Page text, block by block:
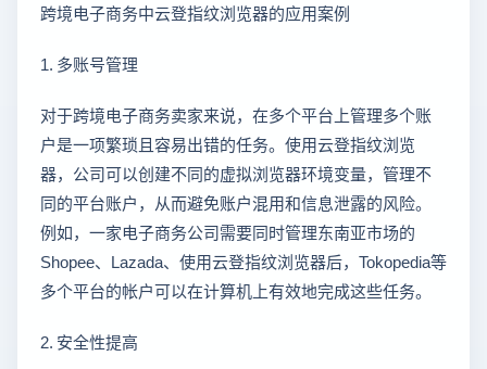
跨境电子商务中云登指纹浏览器的应用案例
1. 多账号管理
对于跨境电子商务卖家来说，在多个平台上管理多个账
户是一项繁琐且容易出错的任务。使用云登指纹浏览
器，公司可以创建不同的虚拟浏览器环境变量，管理不
同的平台账户，从而避免账户混用和信息泄露的风险。
例如，一家电子商务公司需要同时管理东南亚市场的
Shopee、Lazada、使用云登指纹浏览器后，Tokopedia等
多个平台的帐户可以在计算机上有效地完成这些任务。
2. 安全性提高